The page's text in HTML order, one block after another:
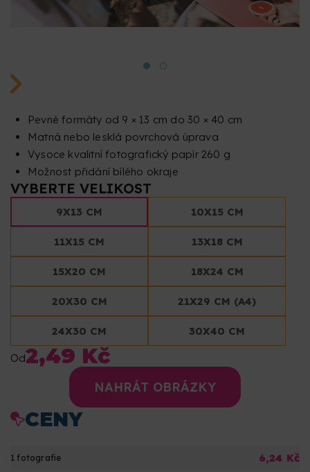
Pevné formáty od 9 × 13 cm do 30 × 40 cm
Matná nebo lesklá povrchová úprava
Vysoce kvalitní fotografický papír 260 g
Možnost přidání bílého okraje
VYBERTE VELIKOST
9X13 CM 10X15 CM
11X15 CM 13X18 CM
15X20 CM 18X24 CM
20X30 CM 21X29 CM (A4)
24X30 CM 30X40 CM
Od2,49 Kč
NAHRÁT OBRÁZKY
CENY
1 fotografie 6,24 Kč